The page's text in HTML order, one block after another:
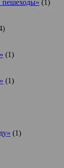
пешеходы» (1)
(1)
(1)
(1)